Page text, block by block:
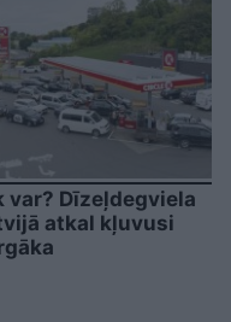
var? Dīzeļdegviela
atkal kļuvusi